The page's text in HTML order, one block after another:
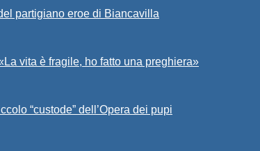
partigiano eroe di Biancavilla
vita è fragile, ho fatto una preghiera»
“custode” dell’Opera dei pupi